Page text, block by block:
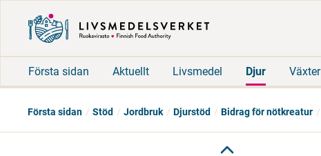
Första sidan Aktuellt Livsmedel Djur Växter
Första sidan Stöd Jordbruk Djurstöd Bidrag för nötkreatur